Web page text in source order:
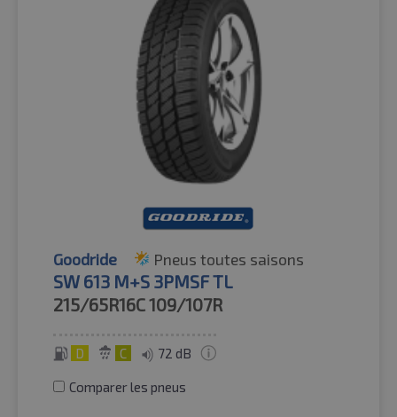
Goodride Pneus toutes saisons
SW 613 M+S 3PMSF TL
215/65R16C109/107R
D C 72 dB
Comparer les pneus